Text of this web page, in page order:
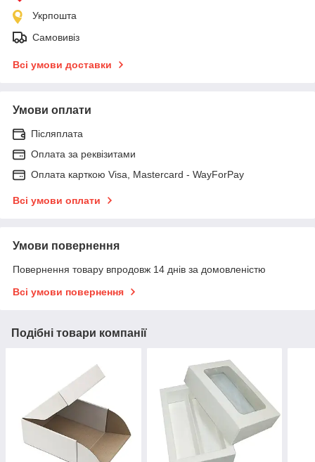
Укрпошта
Самовивіз
Всі умови доставки
Умови оплати
Післяплата
Оплата за реквізитами
Оплата карткою Visa, Mastercard - WayForPay
Всі умови оплати
Умови повернення
Повернення товару впродовж 14 днів за домовленістю
Всі умови повернення
Подібні товари компанії